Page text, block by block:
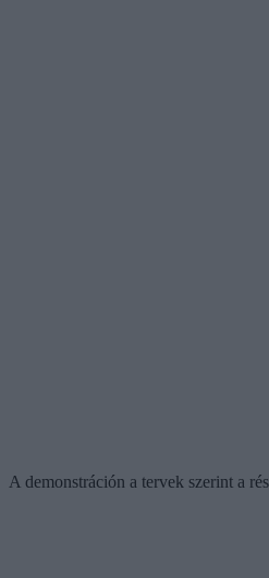
A demonstráción a tervek szerint a